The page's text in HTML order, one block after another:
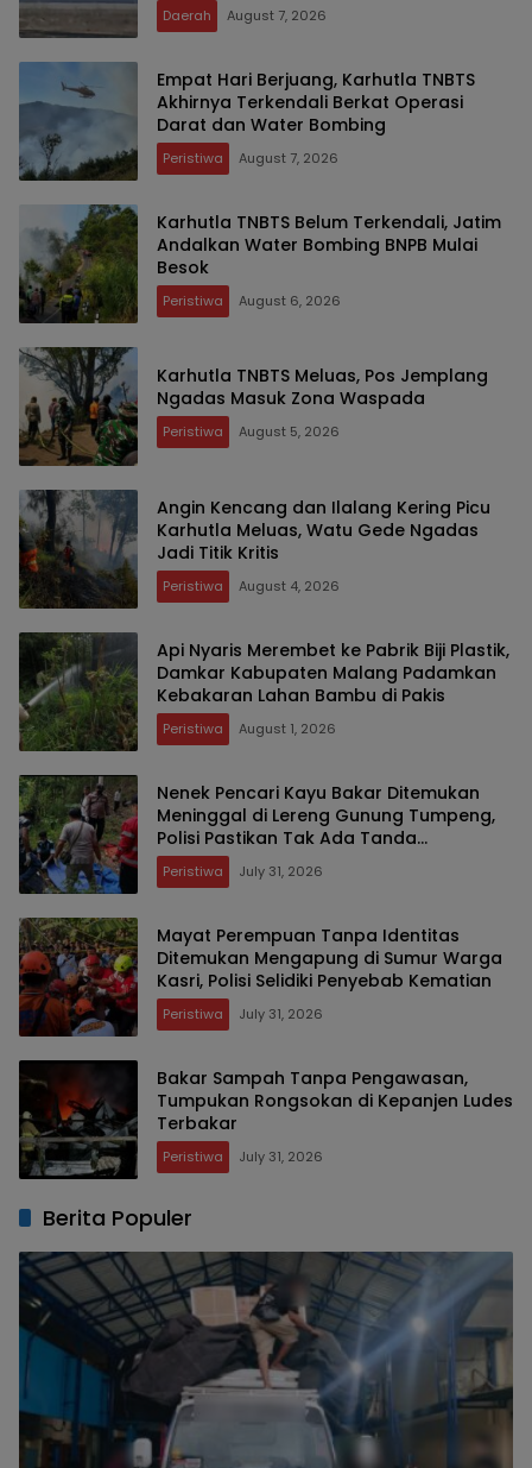
Daerah August 7, 2026
Empat Hari Berjuang, Karhutla TNBTS
Akhirnya Terkendali Berkat Operasi
Darat dan Water Bombing
Peristiwa August 7, 2026
Karhutla TNBTS Belum Terkendali, Jatim
Andalkan Water Bombing BNPB Mulai
Besok
Peristiwa August 6, 2026
Karhutla TNBTS Meluas, Pos Jemplang
Ngadas Masuk Zona Waspada
Peristiwa August 5, 2026
Angin Kencang dan Ilalang Kering Picu
Karhutla Meluas, Watu Gede Ngadas
Jadi Titik Kritis
Peristiwa August 4, 2026
Api Nyaris Merembet ke Pabrik Biji Plastik,
Damkar Kabupaten Malang Padamkan
Kebakaran Lahan Bambu di Pakis
Peristiwa August 1, 2026
Nenek Pencari Kayu Bakar Ditemukan
Meninggal di Lereng Gunung Tumpeng,
Polisi Pastikan Tak Ada Tanda
Kekerasan
Peristiwa July 31, 2026
Mayat Perempuan Tanpa Identitas
Ditemukan Mengapung di Sumur Warga
Kasri, Polisi Selidiki Penyebab Kematian
Peristiwa July 31, 2026
Bakar Sampah Tanpa Pengawasan,
Tumpukan Rongsokan di Kepanjen Ludes
Terbakar
Peristiwa July 31, 2026
Berita Populer